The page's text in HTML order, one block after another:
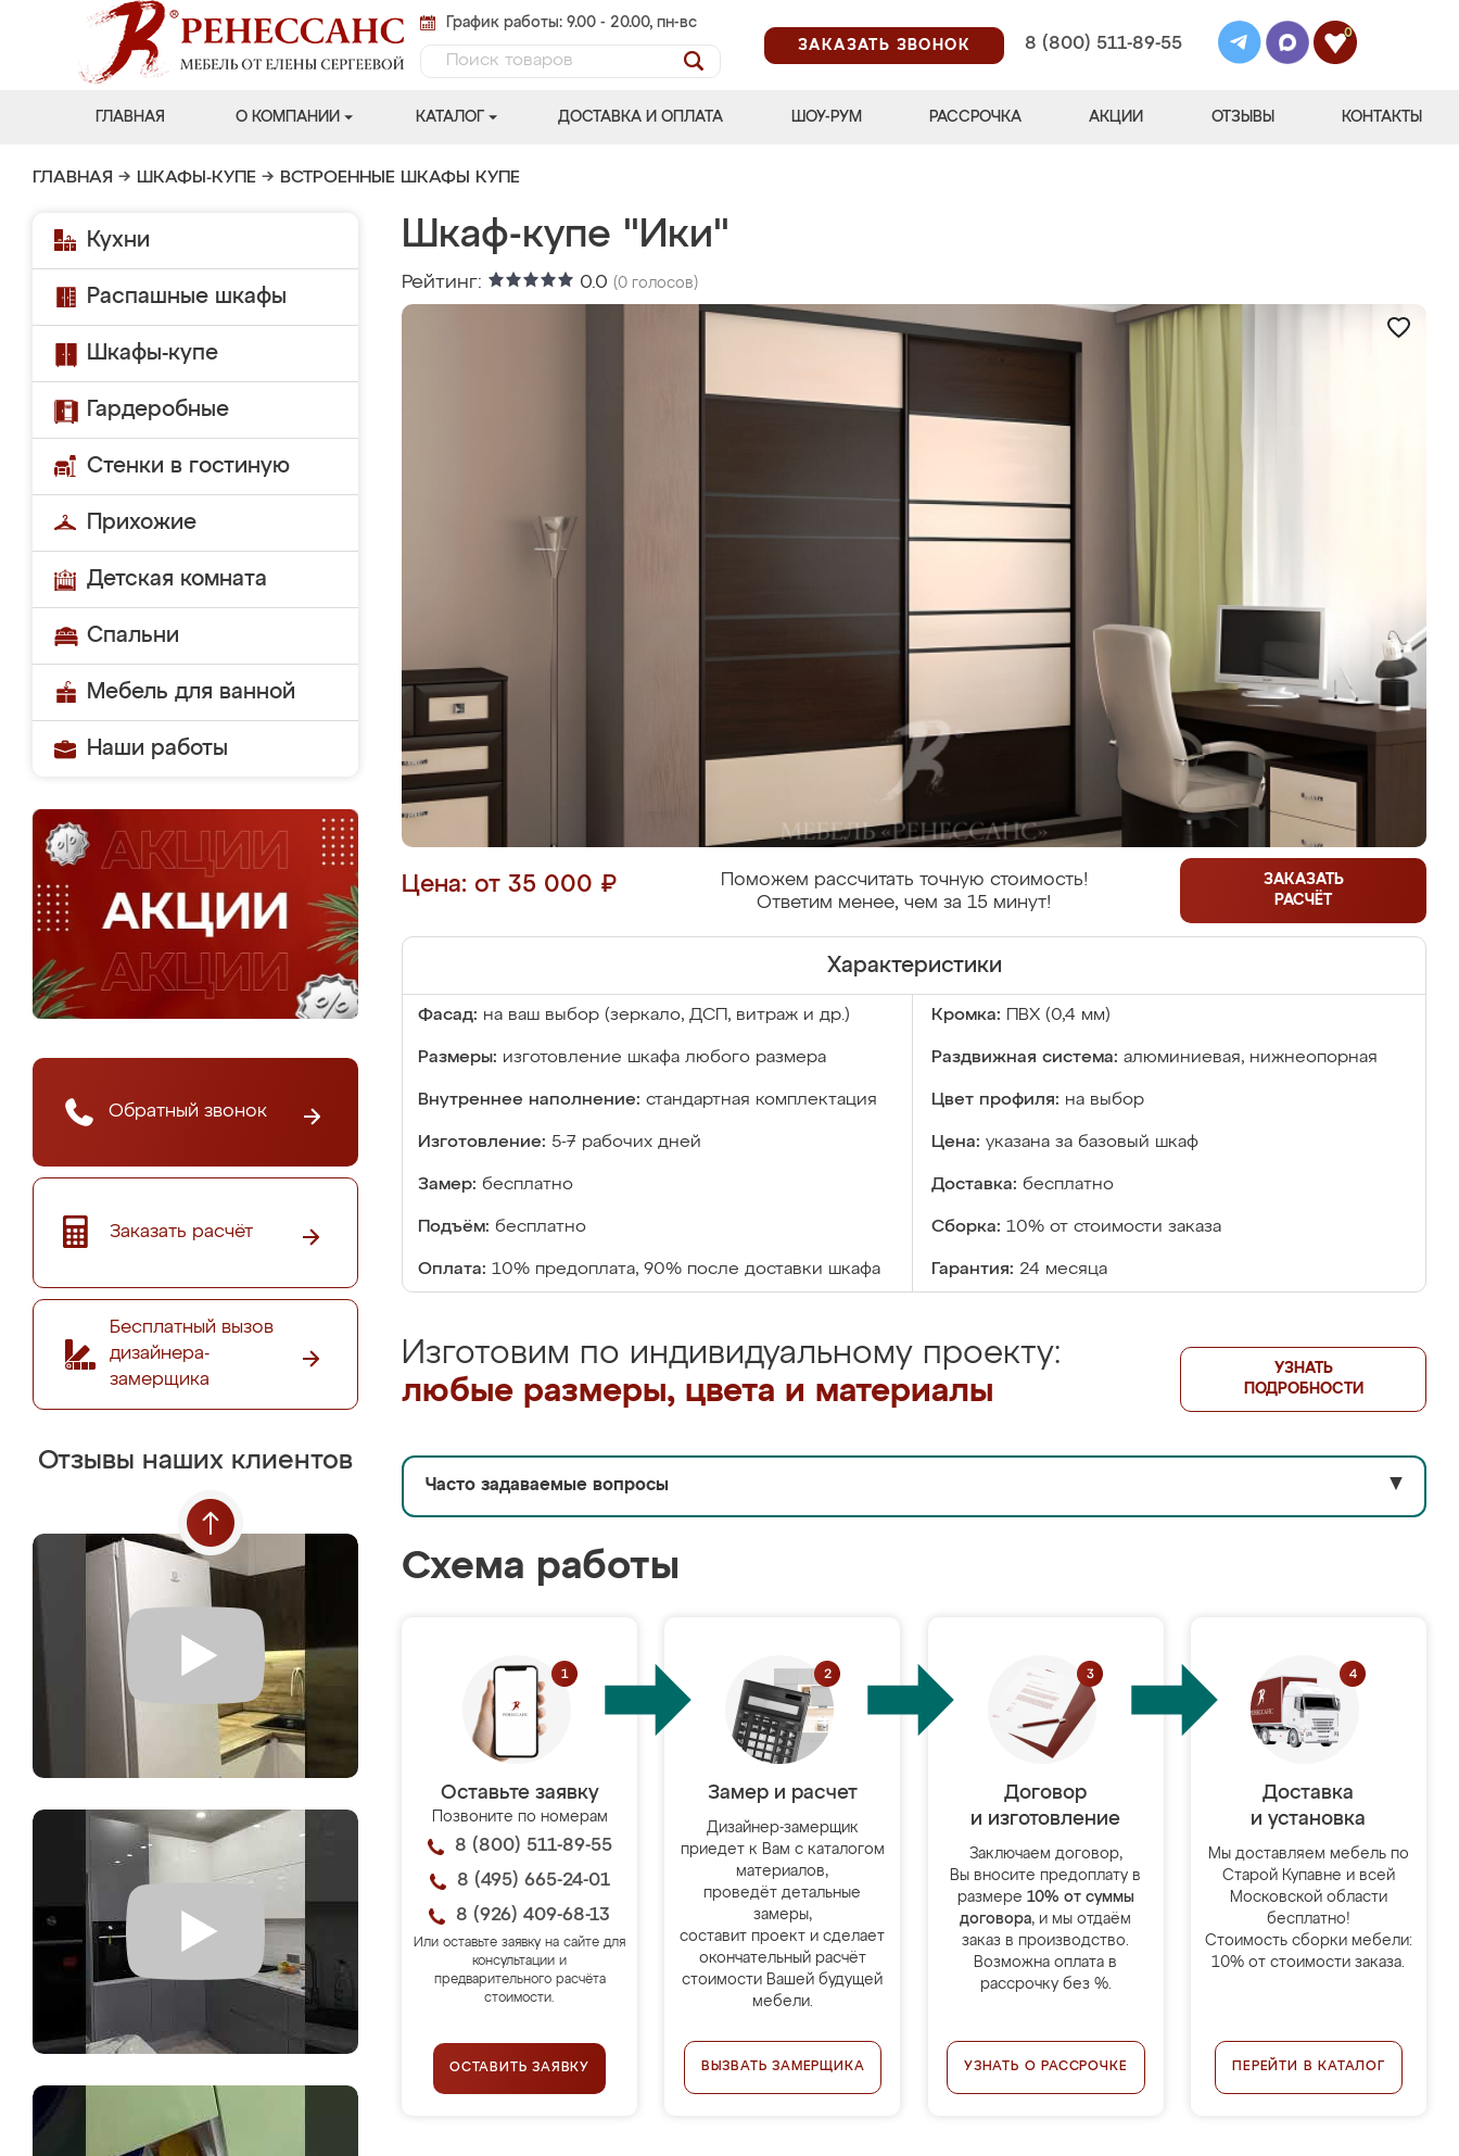
График работы: 9.00 - 20.00, пн-вс
ЗАКАЗАТЬ ЗВОНОК
8 (800) 511-89-55
0
ГЛАВНАЯ О КОМПАНИИ КАТАЛОГ ДОСТАВКА И ОПЛАТА ШОУ-РУМ РАССРОЧКА АКЦИИ ОТЗЫВЫ КОНТАКТЫ
ГЛАВНАЯ → ШКАФЫ-КУПЕ → ВСТРОЕННЫЕ ШКАФЫ КУПЕ
Кухни
Распашные шкафы
Шкафы-купе
Гардеробные
Стенки в гостиную
Прихожие
Детская комната
Спальни
Мебель для ванной
Наши работы
Обратный звонок
Заказать расчёт
Бесплатный вызов
дизайнера-
замерщика
Отзывы наших клиентов
Шкаф-купе "Ики"
Рейтинг: 0.0 (0 голосов)
Цена: от 35 000 ₽
Поможем рассчитать точную стоимость!
Ответим менее, чем за 15 минут!
ЗАКАЗАТЬ
РАСЧЁТ
Характеристики
Фасад: на ваш выбор (зеркало, ДСП, витраж и др.) Кромка: ПВХ (0,4 мм)
Размеры: изготовление шкафа любого размера Раздвижная система: алюминиевая, нижнеопорная
Внутреннее наполнение: стандартная комплектация Цвет профиля: на выбор
Изготовление: 5-7 рабочих дней Цена: указана за базовый шкаф
Замер: бесплатно Доставка: бесплатно
Подъём: бесплатно Сборка: 10% от стоимости заказа
Оплата: 10% предоплата, 90% после доставки шкафа Гарантия: 24 месяца
Изготовим по индивидуальному проекту:
любые размеры, цвета и материалы
УЗНАТЬ
ПОДРОБНОСТИ
Часто задаваемые вопросы ▼
Схема работы
Оставьте заявку
Позвоните по номерам
8 (800) 511-89-55
8 (495) 665-24-01
8 (926) 409-68-13
Или оставьте заявку на сайте для
консультации и
предварительного расчёта
стоимости.
ОСТАВИТЬ ЗАЯВКУ
Замер и расчет
Дизайнер-замерщик
приедет к Вам с каталогом
материалов,
проведёт детальные
замеры,
составит проект и сделает
окончательный расчёт
стоимости Вашей будущей
мебели.
ВЫЗВАТЬ ЗАМЕРЩИКА
Договор
и изготовление
Заключаем договор,
Вы вносите предоплату в
размере 10% от суммы
договора, и мы отдаём
заказ в производство.
Возможна оплата в
рассрочку без %.
УЗНАТЬ О РАССРОЧКЕ
Доставка
и установка
Мы доставляем мебель по
Старой Купавне и всей
Московской области
бесплатно!
Стоимость сборки мебели:
10% от стоимости заказа.
ПЕРЕЙТИ В КАТАЛОГ